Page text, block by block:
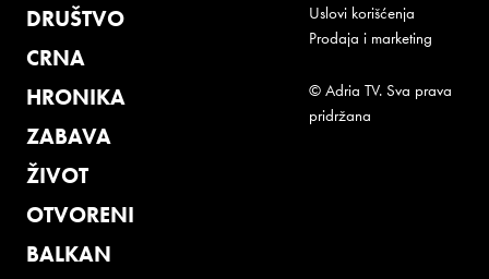
DRUŠTVO
CRNA
HRONIKA
ZABAVA
ŽIVOT
OTVORENI
BALKAN
Uslovi korišćenja
Prodaja i marketing
© Adria TV. Sva prava
pridržana